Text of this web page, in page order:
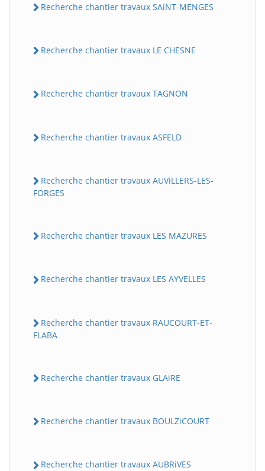
Recherche chantier travaux SAiNT-MENGES
Recherche chantier travaux LE CHESNE
Recherche chantier travaux TAGNON
Recherche chantier travaux ASFELD
Recherche chantier travaux AUViLLERS-LES-
FORGES
Recherche chantier travaux LES MAZURES
Recherche chantier travaux LES AYVELLES
Recherche chantier travaux RAUCOURT-ET-
FLABA
Recherche chantier travaux GLAiRE
Recherche chantier travaux BOULZiCOURT
Recherche chantier travaux AUBRiVES